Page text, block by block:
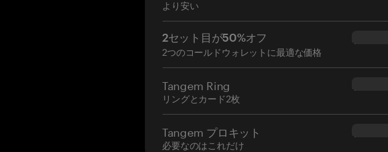
より安い
2セット目が50%オフ
2つのコールドウォレットに最適な価格
$34.95
Tangem Ring
リングとカード2枚
Tangem プロキット
必要なのはこれだけ